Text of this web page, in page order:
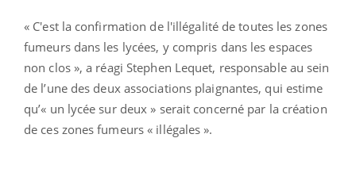
« C'est la confirmation de l'illégalité de toutes les zones
fumeurs dans les lycées, y compris dans les espaces
non clos », a réagi Stephen Lequet, responsable au sein
de l’une des deux associations plaignantes, qui estime
qu’« un lycée sur deux » serait concerné par la création
de ces zones fumeurs « illégales ».